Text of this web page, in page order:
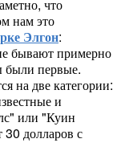
что
нам это
Элгон:
бывают примерно
были первые.
на две категории:
и
или "Куин
30 долларов с